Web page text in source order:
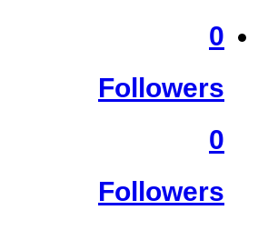
0
Followers
0
Followers